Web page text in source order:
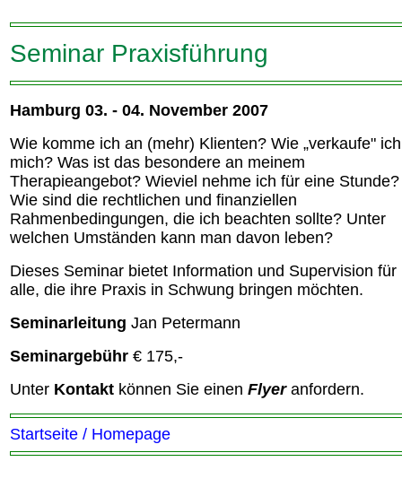
Seminar Praxisführung
Hamburg 03. - 04. November 2007
Wie komme ich an (mehr) Klienten? Wie „verkaufe" ich
mich? Was ist das besondere an meinem
Therapieangebot? Wieviel nehme ich für eine Stunde?
Wie sind die rechtlichen und finanziellen
Rahmenbedingungen, die ich beachten sollte? Unter
welchen Umständen kann man davon leben?
Dieses Seminar bietet Information und Supervision für
alle, die ihre Praxis in Schwung bringen möchten.
Seminarleitung Jan Petermann
Seminargebühr € 175,-
Unter Kontakt können Sie einen Flyer anfordern.
Startseite / Homepage